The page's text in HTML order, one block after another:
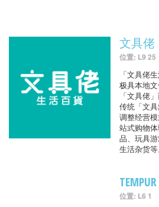
文具佬
位置: L9 25
「文具佬
极具本地
「文具佬
传统「文
调整经营
站式购物
品、玩具游
生活杂货等
TEMPUR
位置: L6 1